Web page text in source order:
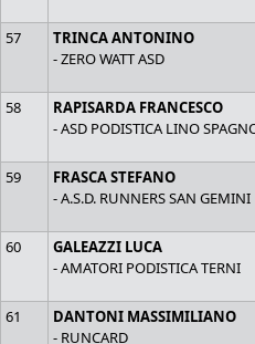
57
TRINCA ANTONINO
- ZERO WATT ASD
58
RAPISARDA FRANCESCO
- ASD PODISTICA LINO
59
FRASCA STEFANO
- A.S.D. RUNNERS SAN GEMINI
60
GALEAZZI LUCA
- AMATORI PODISTICA TERNI
61
DANTONI MASSIMILIANO
- RUNCARD